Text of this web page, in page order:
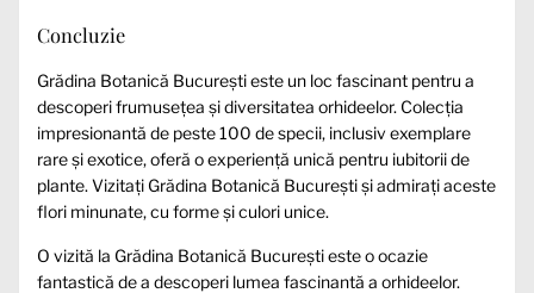
Concluzie
Grădina Botanică București este un loc fascinant pentru a
descoperi frumusețea și diversitatea orhideelor. Colecția
impresionantă de peste 100 de specii, inclusiv exemplare
rare și exotice, oferă o experiență unică pentru iubitorii de
plante. Vizitați Grădina Botanică București și admirați aceste
flori minunate, cu forme și culori unice.
O vizită la Grădina Botanică București este o ocazie
fantastică de a descoperi lumea fascinantă a orhideelor.